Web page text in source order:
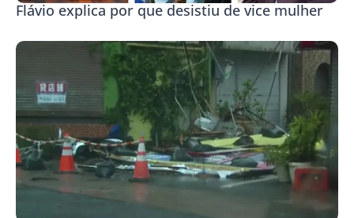
Flávio explica por que desistiu de vice mulher